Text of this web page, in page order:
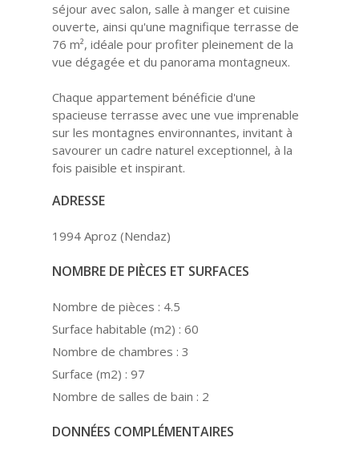
séjour avec salon, salle à manger et cuisine
ouverte, ainsi qu'une magnifique terrasse de
76 m², idéale pour profiter pleinement de la
vue dégagée et du panorama montagneux.
Chaque appartement bénéficie d'une
spacieuse terrasse avec une vue imprenable
sur les montagnes environnantes, invitant à
savourer un cadre naturel exceptionnel, à la
fois paisible et inspirant.
ADRESSE
1994 Aproz (Nendaz)
NOMBRE DE PIÈCES ET SURFACES
Nombre de pièces : 4.5
Surface habitable (m2) : 60
Nombre de chambres : 3
Surface (m2) : 97
Nombre de salles de bain : 2
DONNÉES COMPLÉMENTAIRES